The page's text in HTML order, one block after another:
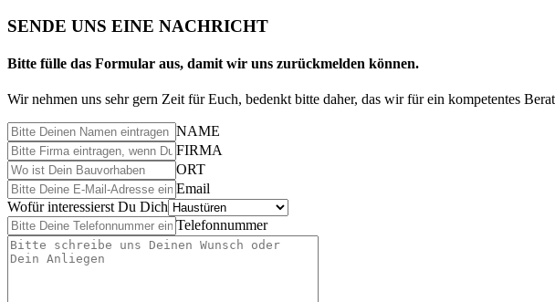
SENDE UNS EINE NACHRICHT
Bitte fülle das Formular aus, damit wir uns zurückmelden können.
Wir nehmen uns sehr gern Zeit für Euch, bedenkt bitte daher, das wir für ein kompetentes
NAME
FIRMA
ORT
Email
Wofür interessierst Du Dich
Telefonnummer